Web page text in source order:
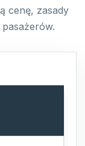
cenę, zasady